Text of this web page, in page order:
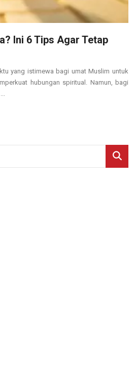
Ini 6 Tips Agar Tetap
yang istimewa bagi umat Muslim untuk
hubungan spiritual. Namun, bagi